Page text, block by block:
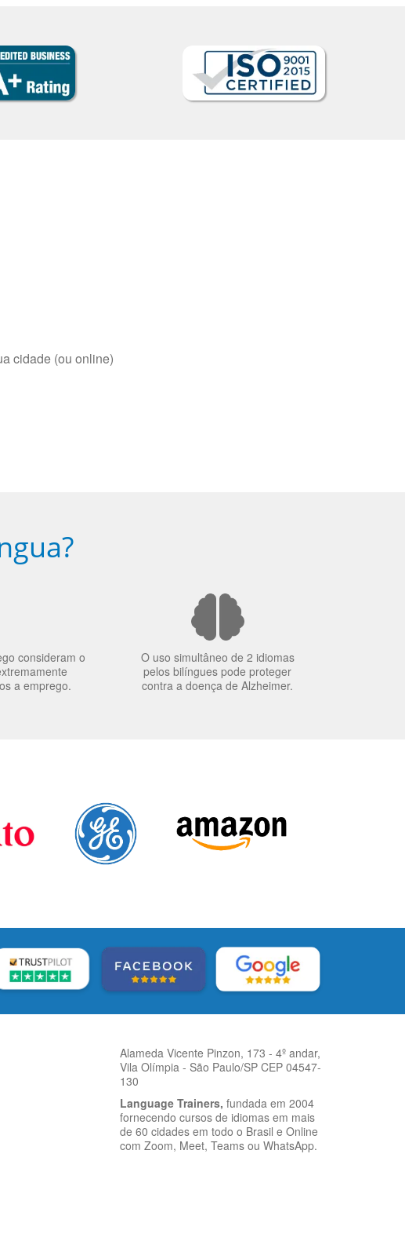
cidade (ou online)
consideram o
a emprego.
O uso simultâneo de 2 idiomas
pelos bilíngues pode proteger
contra a doença de Alzheimer.
Alameda Vicente Pinzon, 173 - 4º andar,
Vila Olímpia - São Paulo/SP CEP 04547-
130
Language Trainers, fundada em 2004
fornecendo cursos de idiomas em mais
de 60 cidades em todo o Brasil e Online
com Zoom, Meet, Teams ou WhatsApp.